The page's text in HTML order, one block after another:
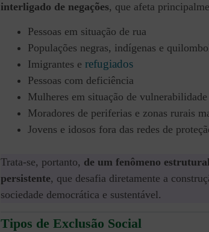
interligado de negações, que afeta
Pessoas em situação de rua
Populações negras, indígenas e
Imigrantes e refugiados
Pessoas com deficiência
Mulheres em situação de vulnerabilidade
Moradores de periferias e zonas rurais
Jovens e idosos fora das redes de
Trata-se, portanto, de um fenômeno
persistente, que desafia diretamente a
sociedade democrática e sustentável.
Tipos de Exclusão Social